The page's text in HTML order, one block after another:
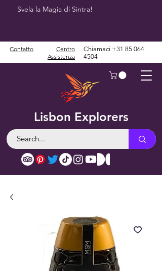
Svela la Magia di Sintra!
Lisbon Explorers
Contatto
Centro
Assistenza
Chiamaci +31 85 064
4504